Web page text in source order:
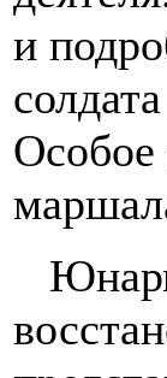
и
Особое